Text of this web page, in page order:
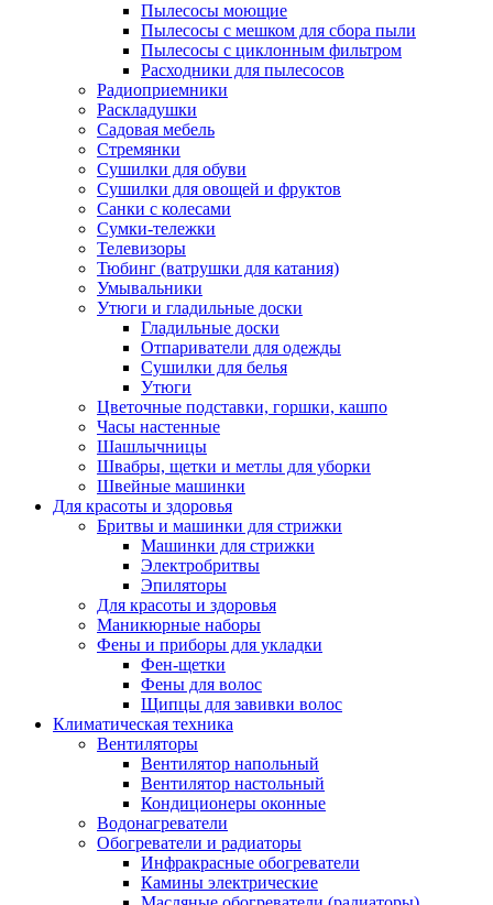
Пылесосы моющие
Пылесосы с мешком для сбора пыли
Пылесосы с циклонным фильтром
Расходники для пылесосов
Радиоприемники
Раскладушки
Садовая мебель
Стремянки
Сушилки для обуви
Сушилки для овощей и фруктов
Санки с колесами
Сумки-тележки
Телевизоры
Тюбинг (ватрушки для катания)
Умывальники
Утюги и гладильные доски
Гладильные доски
Отпариватели для одежды
Сушилки для белья
Утюги
Цветочные подставки, горшки, кашпо
Часы настенные
Шашлычницы
Швабры, щетки и метлы для уборки
Швейные машинки
Для красоты и здоровья
Бритвы и машинки для стрижки
Машинки для стрижки
Электробритвы
Эпиляторы
Для красоты и здоровья
Маникюрные наборы
Фены и приборы для укладки
Фен-щетки
Фены для волос
Щипцы для завивки волос
Климатическая техника
Вентиляторы
Вентилятор напольный
Вентилятор настольный
Кондиционеры оконные
Водонагреватели
Обогреватели и радиаторы
Инфракрасные обогреватели
Камины электрические